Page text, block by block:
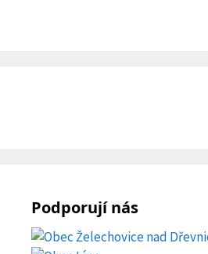
Podporují nás